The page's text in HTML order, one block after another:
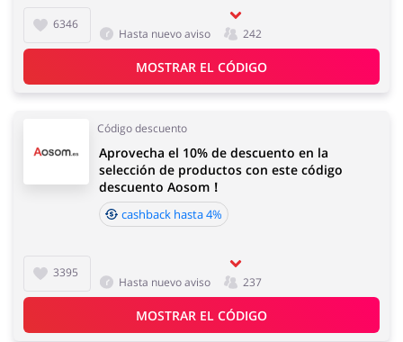
6346
Hasta nuevo aviso 242
MOSTRAR EL CÓDIGO
Código descuento
3395
Aprovecha el 10% de descuento en la
selección de productos con este código
descuento Aosom！
cashback hasta 4%
Hasta nuevo aviso 237
MOSTRAR EL CÓDIGO